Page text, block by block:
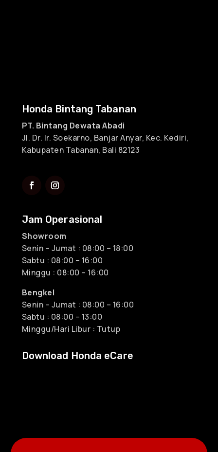
Honda Bintang Tabanan
PT. Bintang Dewata Abadi
Jl. Dr. Ir. Soekarno, Banjar Anyar, Kec. Kediri,
Kabupaten Tabanan, Bali 82123
Jam Operasional
Showroom
Senin – Jumat : 08:00 – 18:00
Sabtu : 08:00 – 16:00
Minggu : 08:00 – 16:00
Bengkel
Senin – Jumat : 08:00 – 16:00
Sabtu : 08:00 – 13:00
Minggu/Hari Libur : Tutup
Download Honda eCare